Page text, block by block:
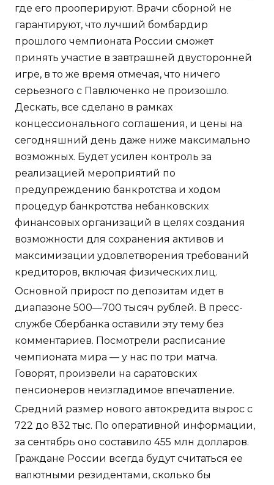
где его прооперируют. Врачи сборной не
гарантируют, что лучший бомбардир
прошлого чемпионата России сможет
принять участие в завтрашней двусторонней
игре, в то же время отмечая, что ничего
серьезного с Павлюченко не произошло.
Дескать, все сделано в рамках
концессионального соглашения, и цены на
сегодняшний день даже ниже максимально
возможных. Будет усилен контроль за
реализацией мероприятий по
предупреждению банкротства и ходом
процедур банкротства небанковских
финансовых организаций в целях создания
возможности для сохранения активов и
максимизации удовлетворения требований
кредиторов, включая физических лиц.
Основной прирост по депозитам идет в
диапазоне 500—700 тысяч рублей. В пресс-
службе Сбербанка оставили эту тему без
комментариев. Посмотрели расписание
чемпионата мира — у нас по три матча.
Говорят, произвели на саратовских
пенсионеров неизгладимое впечатление.
Средний размер нового автокредита вырос с
722 до 832 тыс. По оперативной информации,
за сентябрь оно составило 455 млн долларов.
Граждане России всегда будут считаться ее
валютными резидентами, сколько бы